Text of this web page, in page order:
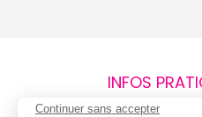
INFOS
Continuer sans accepter